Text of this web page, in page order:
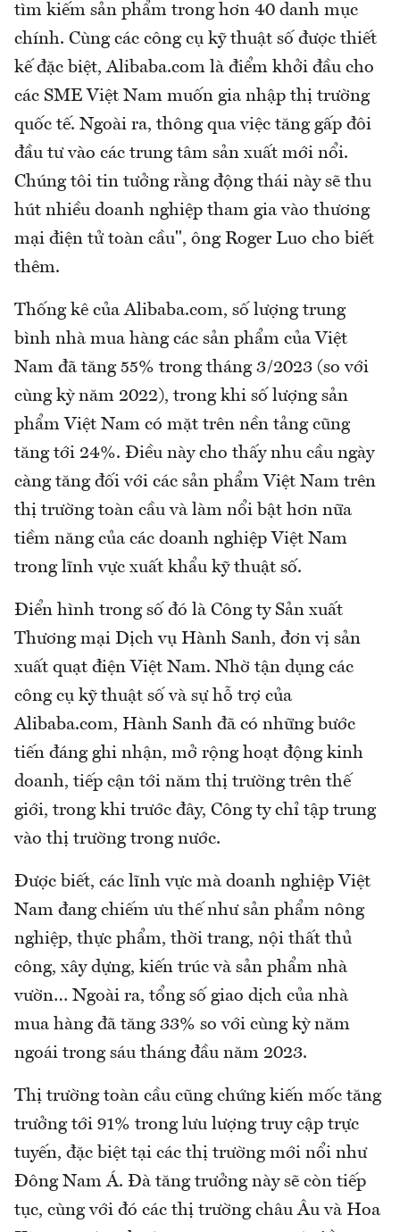
tìm kiếm sản phẩm trong hơn 40 danh mục
chính. Cùng các công cụ kỹ thuật số được thiết
kế đặc biệt, Alibaba.com là điểm khởi đầu cho
các SME Việt Nam muốn gia nhập thị trường
quốc tế. Ngoài ra, thông qua việc tăng gấp đôi
đầu tư vào các trung tâm sản xuất mới nổi.
Chúng tôi tin tưởng rằng động thái này sẽ thu
hút nhiều doanh nghiệp tham gia vào thương
mại điện tử toàn cầu", ông Roger Luo cho biết
thêm.
Thống kê của Alibaba.com, số lượng trung
bình nhà mua hàng các sản phẩm của Việt
Nam đã tăng 55% trong tháng 3/2023 (so với
cùng kỳ năm 2022), trong khi số lượng sản
phẩm Việt Nam có mặt trên nền tảng cũng
tăng tới 24%. Điều này cho thấy nhu cầu ngày
càng tăng đối với các sản phẩm Việt Nam trên
thị trường toàn cầu và làm nổi bật hơn nữa
tiềm năng của các doanh nghiệp Việt Nam
trong lĩnh vực xuất khẩu kỹ thuật số.
Điển hình trong số đó là Công ty Sản xuất
Thương mại Dịch vụ Hành Sanh, đơn vị sản
xuất quạt điện Việt Nam. Nhờ tận dụng các
công cụ kỹ thuật số và sự hỗ trợ của
Alibaba.com, Hành Sanh đã có những bước
tiến đáng ghi nhận, mở rộng hoạt động kinh
doanh, tiếp cận tới năm thị trường trên thế
giới, trong khi trước đây, Công ty chỉ tập trung
vào thị trường trong nước.
Được biết, các lĩnh vực mà doanh nghiệp Việt
Nam đang chiếm ưu thế như sản phẩm nông
nghiệp, thực phẩm, thời trang, nội thất thủ
công, xây dựng, kiến trúc và sản phẩm nhà
vườn… Ngoài ra, tổng số giao dịch của nhà
mua hàng đã tăng 33% so với cùng kỳ năm
ngoái trong sáu tháng đầu năm 2023.
Thị trường toàn cầu cũng chứng kiến mốc tăng
trưởng tới 91% trong lưu lượng truy cập trực
tuyến, đặc biệt tại các thị trường mới nổi như
Đông Nam Á. Đà tăng trưởng này sẽ còn tiếp
tục, cùng với đó các thị trường châu Âu và Hoa